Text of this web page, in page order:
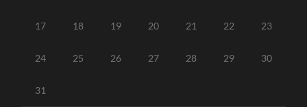
17 18 19 20 21 22 23
24 25 26 27 28 29 30
31